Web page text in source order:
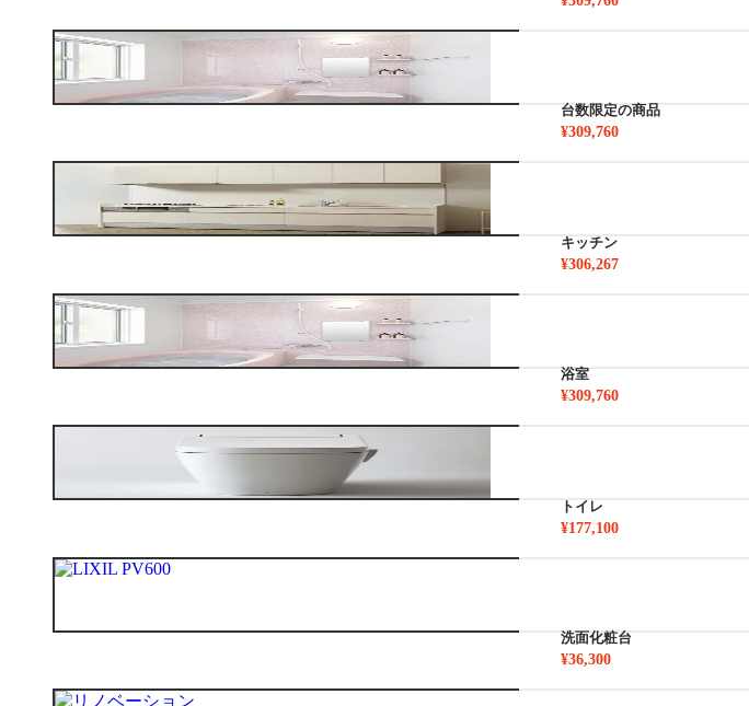
台数限定の商品
¥309,760
キッチン
¥306,267
浴室
¥309,760
トイレ
¥177,100
洗面化粧台
¥36,300